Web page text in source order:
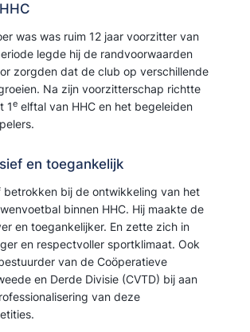
was was ruim 12 jaar voorzitter van
legde hij de randvoorwaarden
zorgden dat de club op verschillende
Na zijn voorzitterschap richtte
1e elftal van HHC en het begeleiden
en toegankelijk
betrokken bij de ontwikkeling van het
binnen HHC. Hij maakte de
en toegankelijker. En zette zich in
en respectvoller sportklimaat. Ook
van de Coöperatieve
en Derde Divisie (CVTD) bij aan
van deze